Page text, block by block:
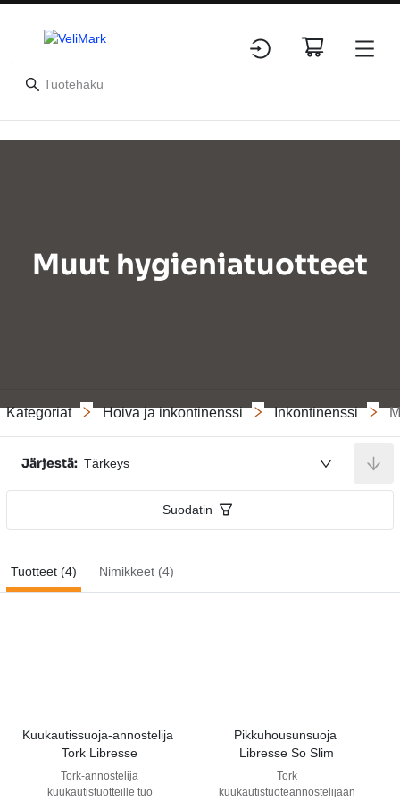
Muut hygieniatuotteet
Kategoriat Hoiva ja inkontinenssi Inkontinenssi
Järjestä: Tärkeys
Suodatin
Tuotteet (4) Nimikkeet (4)
Kuukautissuoja-annostelija
Tork Libresse
Tork-annostelija
kuukautistuotteille tuo
Pikkuhousunsuoja
Libresse So Slim
Tork
kuukautistuoteannostelijaan